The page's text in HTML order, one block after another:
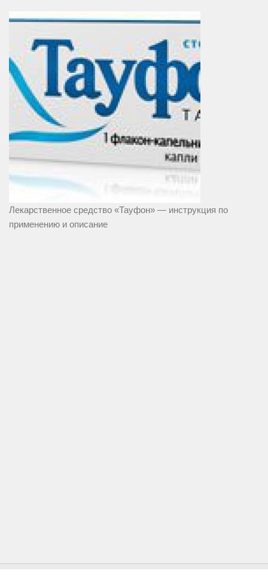
Лекарственное средство «Тауфон» — инструкция по
применению и описание